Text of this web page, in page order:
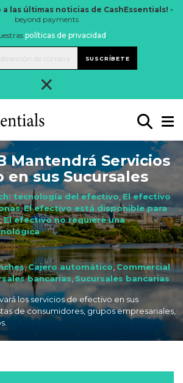
las últimas noticias de CashEssentials! -
beyond payments
políticas de privacidad .
SUSCRÍBETE
×
Mantendrá Servicios
en sus Sucursales
tecnología del efectivo,El efectivo
,El efectivo está disponible para
,El efectivo no requiere una
,Cajero automático ,Commercial
bancarias,Sucursales bancarias
los servicios de efectivo en sus
de consumidores, grupos empresariales,